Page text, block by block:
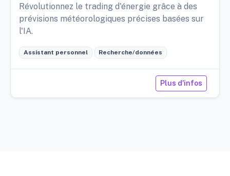
Révolutionnez le trading d'énergie grâce à des
prévisions météorologiques précises basées sur
l'IA.
Assistant personnel Recherche/données
Plus d'infos